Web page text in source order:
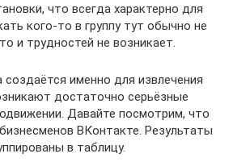
что всегда характерно для
кого-то в группу тут обычно не
и трудностей не возникает.
создаётся именно для извлечения
достаточно серьёзные
Давайте посмотрим, что
ВКонтакте. Результаты
в таблицу.